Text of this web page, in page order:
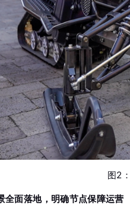
图2
全面落地，明确节点保障运营